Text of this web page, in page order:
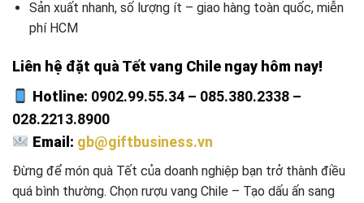
Sản xuất nhanh, số lượng ít – giao hàng toàn quốc, miễn
phí HCM
Liên hệ đặt quà Tết vang Chile ngay hôm nay!
Hotline: 0902.99.55.34 – 085.380.2338 –
028.2213.8900
Email: gb@giftbusiness.vn
Đừng để món quà Tết của doanh nghiệp bạn trở thành điều
quá bình thường. Chọn rượu vang Chile – Tạo dấu ấn sang